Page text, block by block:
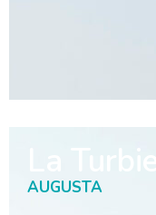
La Turbie
AUGUSTA